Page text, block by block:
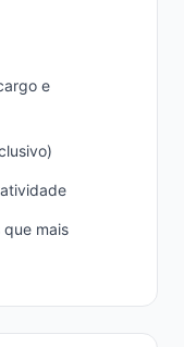
e
que mais